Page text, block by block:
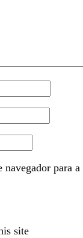
navegador para a
site